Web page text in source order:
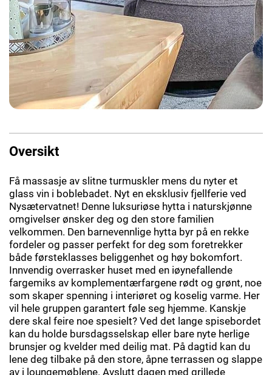
Oversikt
Få massasje av slitne turmuskler mens du nyter et
glass vin i boblebadet. Nyt en eksklusiv fjellferie ved
Nysætervatnet! Denne luksuriøse hytta i naturskjønne
omgivelser ønsker deg og den store familien
velkommen. Den barnevennlige hytta byr på en rekke
fordeler og passer perfekt for deg som foretrekker
både førsteklasses beliggenhet og høy bokomfort.
Innvendig overrasker huset med en iøynefallende
fargemiks av komplementærfargene rødt og grønt, noe
som skaper spenning i interiøret og koselig varme. Her
vil hele gruppen garantert føle seg hjemme. Kanskje
dere skal feire noe spesielt? Ved det lange spisebordet
kan du holde bursdagsselskap eller bare nyte herlige
brunsjer og kvelder med deilig mat. På dagtid kan du
lene deg tilbake på den store, åpne terrassen og slappe
av i loungemøblene. Avslutt dagen med grillede